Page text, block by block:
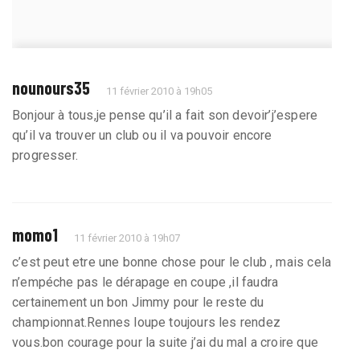
nounours35 11 février 2010 à 19h05
Bonjour à tous,je pense qu’il a fait son devoir’j’espere
qu’il va trouver un club ou il va pouvoir encore
progresser.
momo1 11 février 2010 à 19h07
c’est peut etre une bonne chose pour le club , mais cela
n’empéche pas le dérapage en coupe ,il faudra
certainement un bon Jimmy pour le reste du
championnat.Rennes loupe toujours les rendez
vous.bon courage pour la suite j’ai du mal a croire que